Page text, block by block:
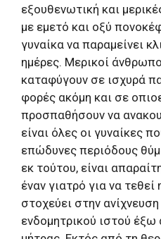
εξουθενωτική και
με εμετό και οξύ
γυναίκα να παραμείνει
ημέρες. Μερικοί
καταφύγουν σε ισχυρά
φορές ακόμη και σε
προσπαθήσουν να
είναι όλες οι γυναίκες
επώδυνες περιόδους
εκ τούτου, είναι
έναν γιατρό για να
στοχεύει στην
ενδομητρικού ιστού